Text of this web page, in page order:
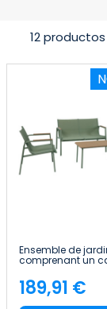
12 productos
Ensemble de
comprenant un
places, deux
table basse en
Textilene 7house
Price
189,91 €